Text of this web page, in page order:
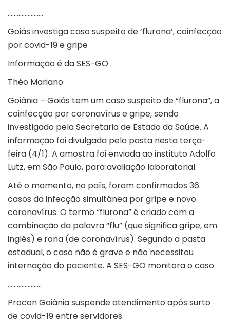
…………………..
Goiás investiga caso suspeito de ‘flurona’, coinfecção
por covid-19 e gripe
Informação é da SES-GO
Théo Mariano
Goiânia – Goiás tem um caso suspeito de “flurona”, a
coinfecção por coronavírus e gripe, sendo
investigado pela Secretaria de Estado da Saúde. A
informação foi divulgada pela pasta nesta terça-
feira (4/1). A amostra foi enviada ao instituto Adolfo
Lutz, em São Paulo, para avaliação laboratorial.
Até o momento, no país, foram confirmados 36
casos da infecção simultânea por gripe e novo
coronavírus. O termo “flurona” é criado com a
combinação da palavra “flu” (que significa gripe, em
inglês) e rona (de coronavírus). Segundo a pasta
estadual, o caso não é grave e não necessitou
internação do paciente. A SES-GO monitora o caso.
………………….
Procon Goiânia suspende atendimento após surto
de covid-19 entre servidores